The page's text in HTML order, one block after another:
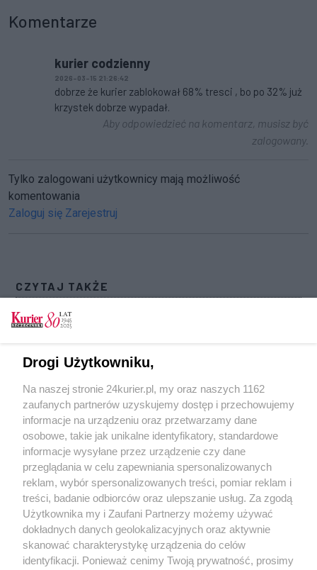
Komentarze
kurier codzienny
2026-03-15 21:26:42
dobrze że kurier zablokował 68% tresci , bo po 32% już
krzystek dobrze wypadał.
Aby odpowiedzieć na komentarz, musisz być
zalogowany.
Tylko zalogowani użytkownicy mają możliwość
komentowania
Zaloguj się Zarejestruj
CZYTAJ TAKŻE
O potrzebach szczecińskiej kultury. Miasto
otwarte na rozmowy z NGO'sami
Obrona cywilna, cyberataki, port. Szczecin
buduje odporność
Urodziny Szczecińskiej Agencji Artystycznej. 70
lat w dwie godziny
POGODA
19℃
Zobacz prognozę na 3 dni
Drogi Użytkowniku,
Na naszej stronie 24kurier.pl, my oraz naszych 1162
zaufanych partnerów uzyskujemy dostęp i przechowujemy
informacje na urządzeniu oraz przetwarzamy dane
osobowe, takie jak unikalne identyfikatory, standardowe
informacje wysyłane przez urządzenie czy dane
przeglądania w celu zapewniania spersonalizowanych
reklam, wybór spersonalizowanych treści, pomiar reklam i
treści, badanie odbiorców oraz ulepszanie usług. Za zgodą
Użytkownika my i Zaufani Partnerzy możemy używać
dokładnych danych geolokalizacyjnych oraz aktywnie
skanować charakterystykę urządzenia do celów
identyfikacji. Ponieważ cenimy Twoją prywatność, prosimy